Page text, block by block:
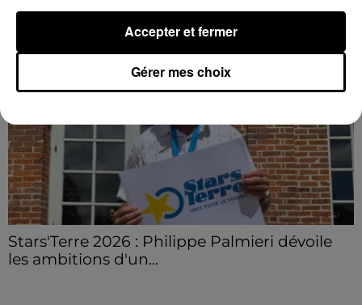
Stars'Terre 2026 : Philippe Palmieri dévoile
les ambitions d'un...
Gérer mes choix
Accepter et fermer